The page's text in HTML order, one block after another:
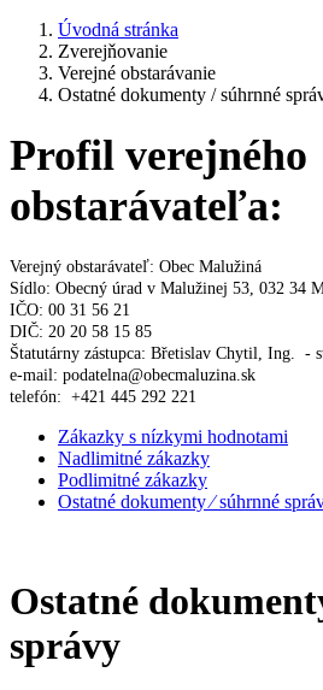
Úvodná stránka
Zverejňovanie
Verejné obstarávanie
Ostatné dokumenty / súhrnné
Profil verejného
obstarávateľa:
Verejný obstarávateľ: Obec Malužiná
Sídlo: Obecný úrad v Malužinej 53, 032 34
IČO: 00 31 56 21
DIČ: 20 20 58 15 85
Štatutárny zástupca: Břetislav Chytil, Ing. -
e-mail: podatelna@obecmaluzina.sk
telefón: +421 445 292 221
Zákazky s nízkymi hodnotami
Nadlimitné zákazky
Podlimitné zákazky
Ostatné dokumenty ⁄ súhrnné
Ostatné
správy